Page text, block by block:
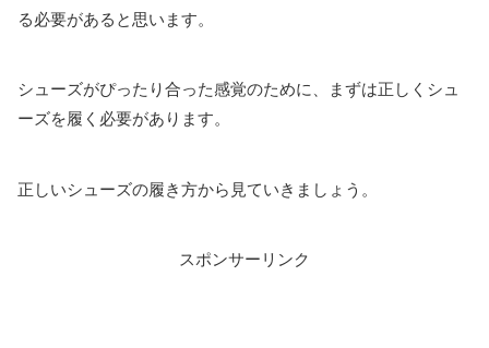
る必要があると思います。
シューズがぴったり合った感覚のために、まずは正しくシュ
ーズを履く必要があります。
正しいシューズの履き方から見ていきましょう。
スポンサーリンク